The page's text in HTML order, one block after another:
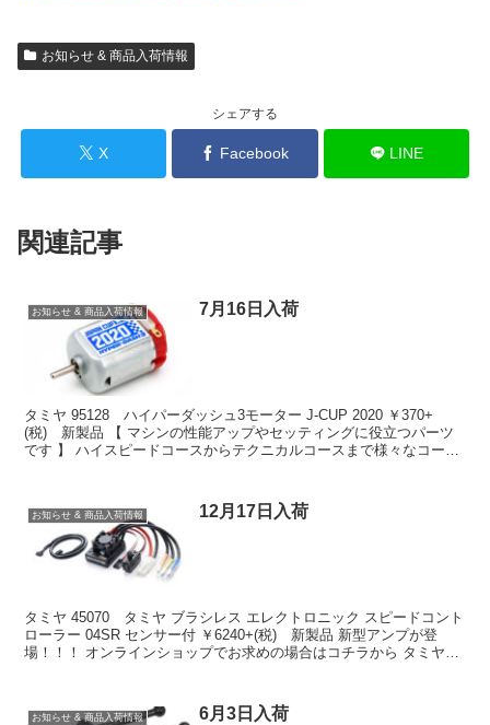
お知らせ & 商品入荷情報
シェアする
X Facebook LINE
関連記事
お知らせ & 商品入荷情報 7月16日入荷
タミヤ 95128 ハイパーダッシュ3モーター J-CUP 2020 ￥370+
(税) 新製品 【 マシンの性能アップやセッティングに役立つパーツ
です 】 ハイスピードコースからテクニカルコースまで様々なコース
お知らせ & 商品入荷情報 12月17日入荷
タミヤ 45070 タミヤ ブラシレス エレクトロニック スピードコント
ローラー 04SR センサー付 ￥6240+(税) 新製品 新型アンプが登
場！！！ オンラインショップでお求めの場合はコチラから タミヤ
お知らせ & 商品入荷情報 6月3日入荷